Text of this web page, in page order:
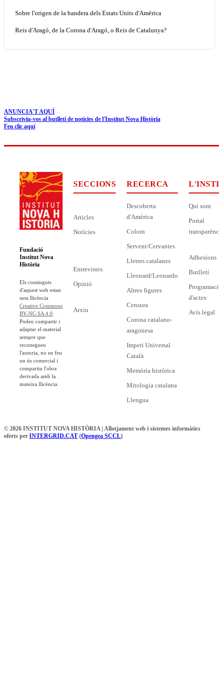
Sobre l'origen de la bandera dels Estats Units d'Amèrica
Reis d'Aragó, de la Corona d'Aragó, o Reis de Catalunya?
ANUNCIA'T AQUÍ
Subscriviu-vos al butlletí de notícies de l'Institut Nova Història
Feu clic aquí
Fundació
Institut Nova
Història
Els continguts
d'aquest web estan
sota llicència
Creative Commons
BY-NC-SA 4.0
Podeu compartir i
adaptar el material
sempre que
reconegueu
l'autoria, no en feu
un ús comercial i
compartiu l'obra
derivada amb la
mateixa llicència.
SECCIONS
Articles
Notícies
Entrevistes
Opinió
Arxiu
RECERCA
Descoberta
d'Amèrica
Colom
Servent/Cervantes
Lletres catalanes
Lleonard/Leonardo
Altres figures
Censura
Corona catalano-
aragonesa
Imperi Universal
Català
Memòria històrica
Mitologia catalana
Llengua
Qui som
Portal
Adhesions
Butlletí
d'actes
Avís legal
© 2026 INSTITUT NOVA HISTÒRIA | Allotjament web i sistemes informàtics
oferts per INTERGRID.CAT (Opengea SCCL)